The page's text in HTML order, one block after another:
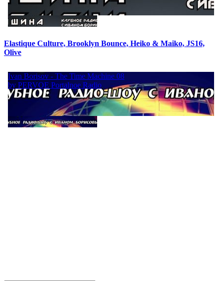
Elastique Culture, Brooklyn Bounce, Heiko & Maiko, JS16,
Olive